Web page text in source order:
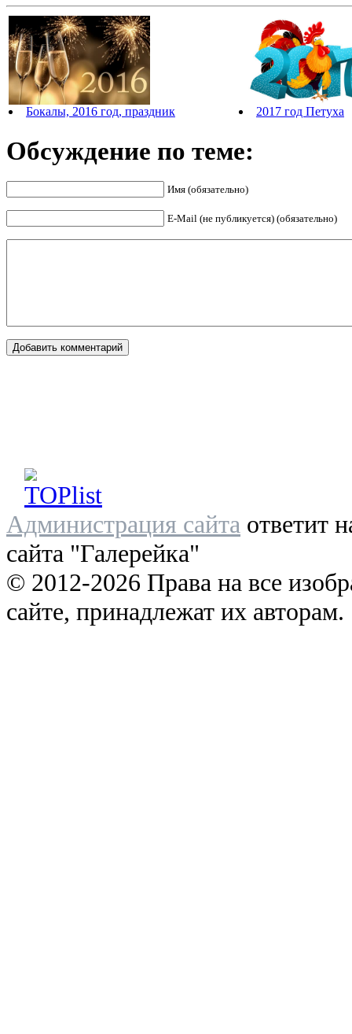
Бокалы, 2016 год, праздник 2017 год Петуха
Обсуждение по теме:
Имя (обязательно)
E-Mail (не публикуется) (обязательно)
Администрация сайта ответит
сайта "Галерейка"
© 2012-2026 Права на все
сайте, принадлежат их авторам.